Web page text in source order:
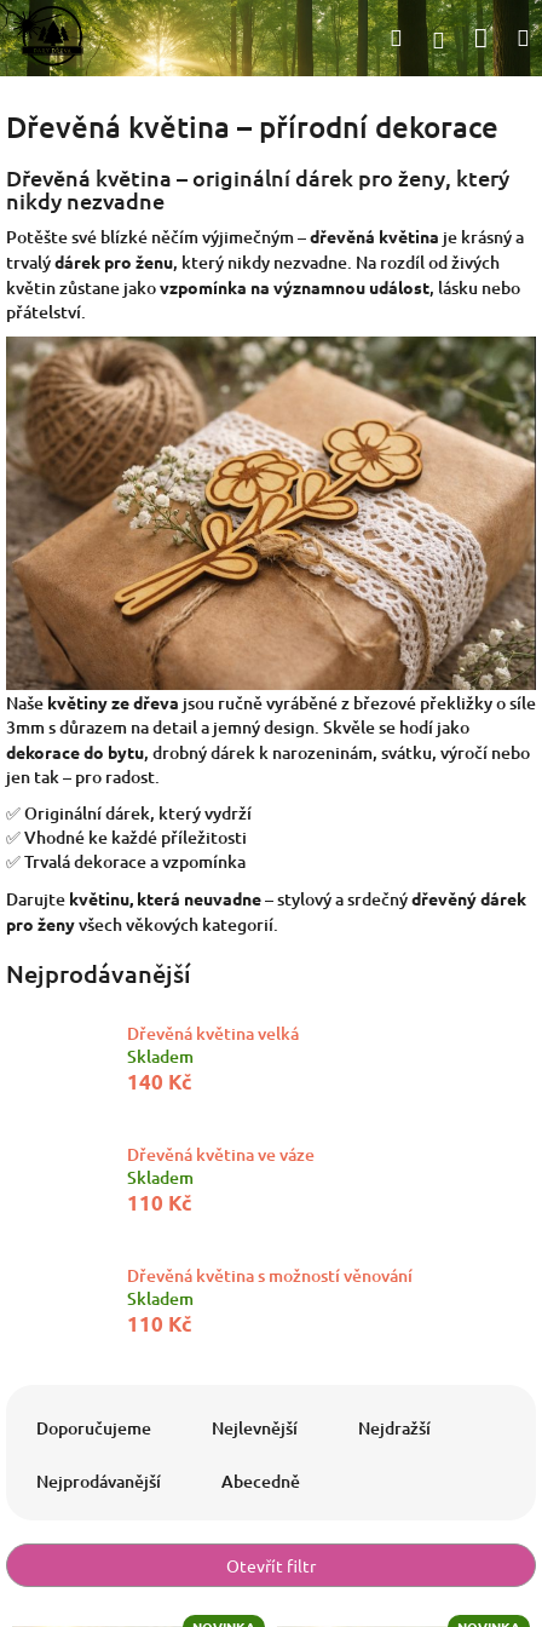
Přejít
na
obsah
HledatPřihlášení
Dřevěná květina – přírodní dekorace
Dřevěná květina – originální dárek pro ženy, který
nikdy nezvadne
Potěšte své blízké něčím výjimečným –dřevěná květina je krásný a
trvalýdárek pro ženu, který nikdy nezvadne. Na rozdíl od živých
květin zůstane jakovzpomínka na významnou událost, lásku nebo
přátelství.
Naše květiny ze dřeva jsou ručně vyráběné z březové překližky o síle
3mm s důrazem na detail a jemný design. Skvěle se hodí jako
dekorace do bytu, drobný dárek k narozeninám, svátku, výročí nebo
jen tak – pro radost.
✅ Originální dárek, který vydrží
✅ Vhodné ke každé příležitosti
✅ Trvalá dekorace a vzpomínka
Darujte květinu, která neuvadne– stylový a srdečnýdřevěný dárek
pro ženyvšech věkových kategorií.
Nejprodávanější
Dřevěná květina velká
Skladem
140 Kč
Dřevěná květina ve váze
Skladem
110 Kč
Dřevěná květina s možností věnování
Skladem
110 Kč
p
r
Doporučujeme Nejlevnější Nejdražší
Nejprodávanější Abecedně
Otevřít filtr